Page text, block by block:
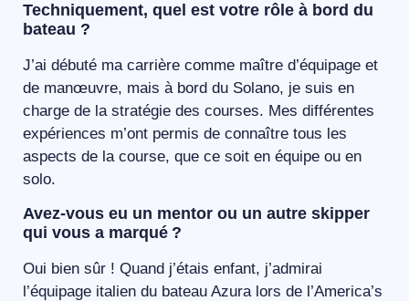
Techniquement, quel est votre rôle à bord du
bateau ?
J’ai débuté ma carrière comme maître d’équipage et
de manœuvre, mais à bord du Solano, je suis en
charge de la stratégie des courses. Mes différentes
expériences m’ont permis de connaître tous les
aspects de la course, que ce soit en équipe ou en
solo.
Avez-vous eu un mentor ou un autre skipper
qui vous a marqué ?
Oui bien sûr ! Quand j’étais enfant, j’admirai
l’équipage italien du bateau Azura lors de l’America’s